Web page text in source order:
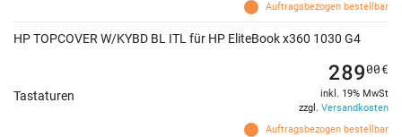
Auftragsbezogen bestellbar
HP TOPCOVER W/KYBD BL ITL für HP EliteBook x360 1030 G4
Tastaturen
Auftragsbezogen bestellbar
28900€
inkl. 19% MwSt
zzgl. Versandkosten